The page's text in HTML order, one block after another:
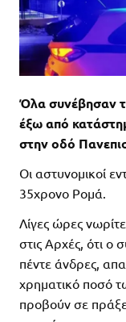
Όλα συνέβησαν
έξω από
στην οδό
Οι αστυνομικοί
35χρονο Ρομά.
Λίγες ώρες
στις Αρχές, ότι ο
πέντε άνδρες,
χρηματικό ποσό
προβούν σε